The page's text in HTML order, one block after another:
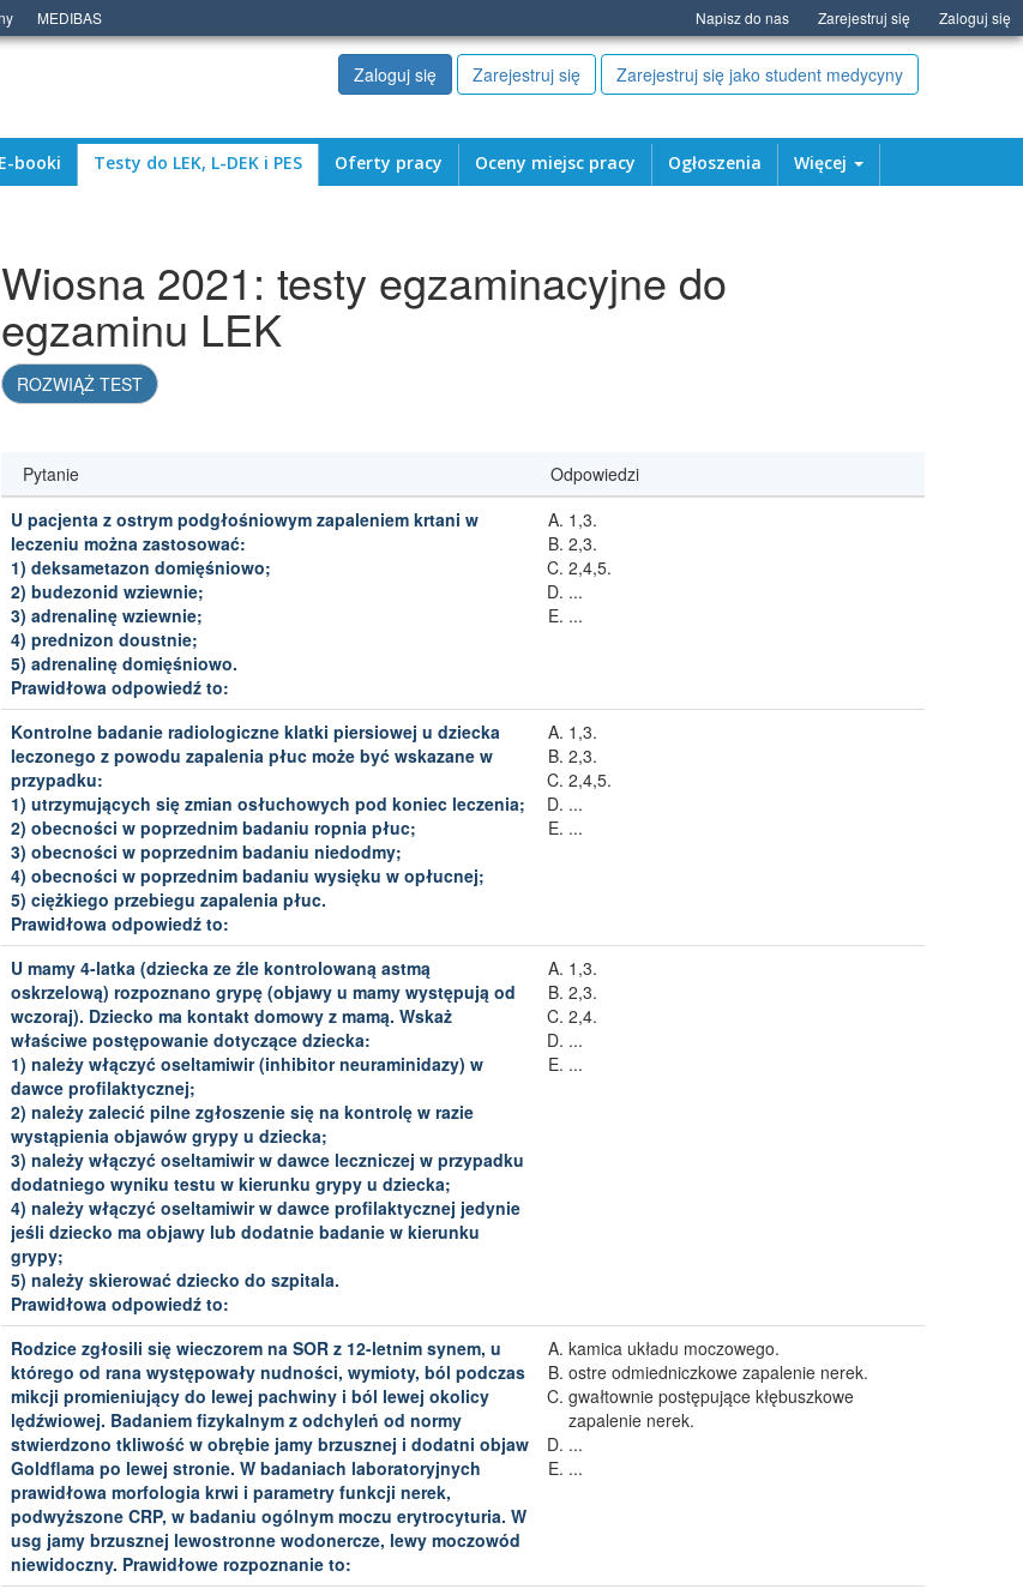
MEDIBAS Napisz do nas Zarejestruj się Zaloguj się
Zaloguj się Zarejestruj się Zarejestruj się jako student medycyny
E-booki Testy do LEK, L-DEK i PES Oferty pracy Oceny miejsc pracy Ogłoszenia Więcej
Wiosna 2021: testy egzaminacyjne do
egzaminu LEK
ROZWIĄŻ TEST
Pytanie
Odpowiedzi
U pacjenta z ostrym podgłośniowym zapaleniem krtani w
leczeniu można zastosować:
1) deksametazon domięśniowo;
2) budezonid wziewnie;
3) adrenalinę wziewnie;
4) prednizon doustnie;
5) adrenalinę domięśniowo.
Prawidłowa odpowiedź to:
1,3.
2,3.
2,4,5.
...
...
Kontrolne badanie radiologiczne klatki piersiowej u dziecka
leczonego z powodu zapalenia płuc może być wskazane w
przypadku:
1) utrzymujących się zmian osłuchowych pod koniec leczenia;
2) obecności w poprzednim badaniu ropnia płuc;
3) obecności w poprzednim badaniu niedodmy;
4) obecności w poprzednim badaniu wysięku w opłucnej;
5) ciężkiego przebiegu zapalenia płuc.
Prawidłowa odpowiedź to:
1,3.
2,3.
2,4,5.
...
...
U mamy 4-latka (dziecka ze źle kontrolowaną astmą
oskrzelową) rozpoznano grypę (objawy u mamy występują od
wczoraj). Dziecko ma kontakt domowy z mamą. Wskaż
właściwe postępowanie dotyczące dziecka:
1) należy włączyć oseltamiwir (inhibitor neuraminidazy) w
dawce profilaktycznej;
2) należy zalecić pilne zgłoszenie się na kontrolę w razie
wystąpienia objawów grypy u dziecka;
3) należy włączyć oseltamiwir w dawce leczniczej w przypadku
dodatniego wyniku testu w kierunku grypy u dziecka;
4) należy włączyć oseltamiwir w dawce profilaktycznej jedynie
jeśli dziecko ma objawy lub dodatnie badanie w kierunku
grypy;
5) należy skierować dziecko do szpitala.
Prawidłowa odpowiedź to:
1,3.
2,3.
2,4.
...
...
Rodzice zgłosili się wieczorem na SOR z 12-letnim synem, u
którego od rana występowały nudności, wymioty, ból podczas
mikcji promieniujący do lewej pachwiny i ból lewej okolicy
lędźwiowej. Badaniem fizykalnym z odchyleń od normy
stwierdzono tkliwość w obrębie jamy brzusznej i dodatni objaw
Goldflama po lewej stronie. W badaniach laboratoryjnych
prawidłowa morfologia krwi i parametry funkcji nerek,
podwyższone CRP, w badaniu ogólnym moczu erytrocyturia. W
usg jamy brzusznej lewostronne wodonercze, lewy moczowód
niewidoczny. Prawidłowe rozpoznanie to:
kamica układu moczowego.
ostre odmiedniczkowe zapalenie nerek.
gwałtownie postępujące kłębuszkowe
zapalenie nerek.
...
...